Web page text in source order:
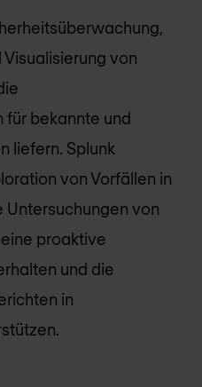
von
für bekannte und
liefern. Splunk
von Vorfällen in
Untersuchungen von
proaktive
und die
in